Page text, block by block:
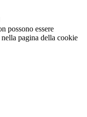
possono essere
pagina della cookie